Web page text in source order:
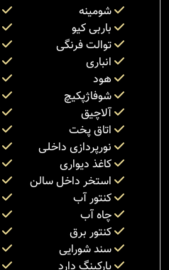
شومینه
باربی کیو
توالت فرنگی
انباری
هود
شوفاژپکیچ
آلاچیق
اتاق پخت
نورپردازی داخلی
کاغذ دیواری
استخر داخل سالن
کنتور آب
چاه آب
کنتور برق
سند شورایی